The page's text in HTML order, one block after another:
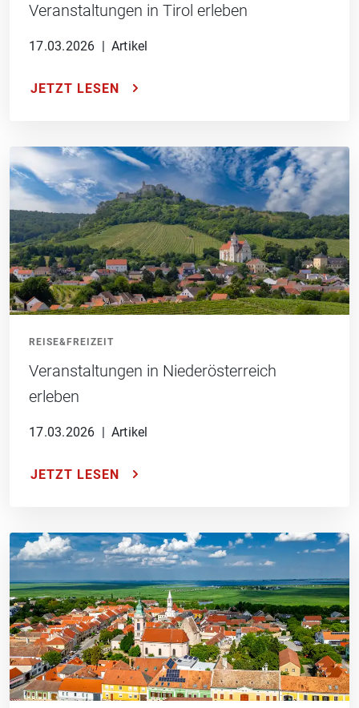
Veranstaltungen in Tirol erleben
17.03.2026 | Artikel
JETZT LESEN
REISE&FREIZEIT
Veranstaltungen in Niederösterreich
erleben
17.03.2026 Artikel
JETZT LESEN